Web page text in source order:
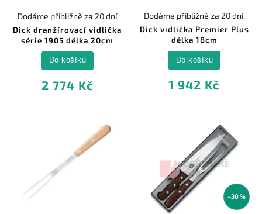
Dick dranžírovací vidlička
série 1905 délka 20cm
Dodáme přibližně za 20 dní
2 774 Kč
Do košíku
Dick vidlička Premier Plus
délka 18cm
Dodáme přibližně za 20 dní.
1 942 Kč
Do košíku
–30 %